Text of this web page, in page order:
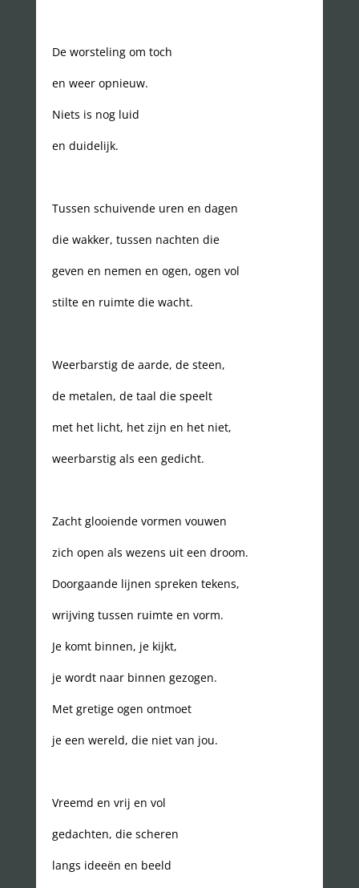
De worsteling om toch
en weer opnieuw.
Niets is nog luid
en duidelijk.
Tussen schuivende uren en dagen
die wakker, tussen nachten die
geven en nemen en ogen, ogen vol
stilte en ruimte die wacht.
Weerbarstig de aarde, de steen,
de metalen, de taal die speelt
met het licht, het zijn en het niet,
weerbarstig als een gedicht.
Zacht glooiende vormen vouwen
zich open als wezens uit een droom.
Doorgaande lijnen spreken tekens,
wrijving tussen ruimte en vorm.
Je komt binnen, je kijkt,
je wordt naar binnen gezogen.
Met gretige ogen ontmoet
je een wereld, die niet van jou.
Vreemd en vrij en vol
gedachten, die scheren
langs ideeën en beeld